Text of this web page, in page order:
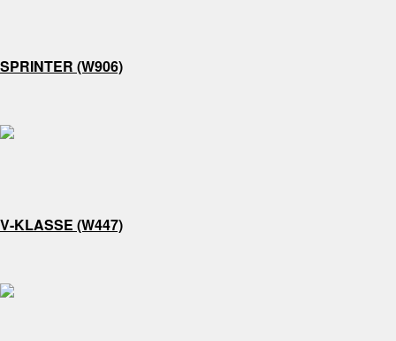
SPRINTER (W906)
V-KLASSE (W447)